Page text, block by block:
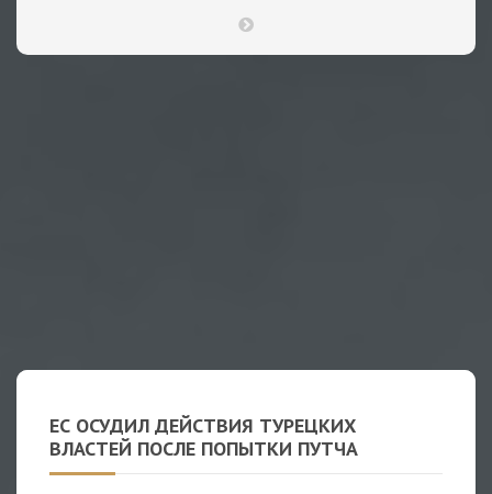
ЕС ОСУДИЛ ДЕЙСТВИЯ ТУРЕЦКИХ
ВЛАСТЕЙ ПОСЛЕ ПОПЫТКИ ПУТЧА